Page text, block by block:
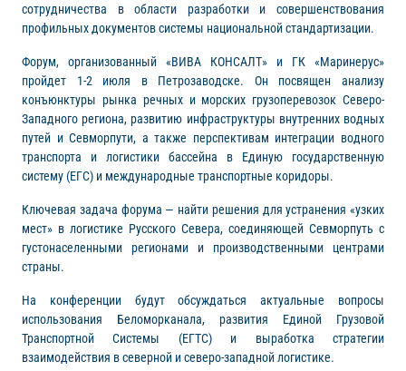
сотрудничества в области разработки и совершенствования
профильных документов системы национальной стандартизации.
Форум, организованный «ВИВА КОНСАЛТ» и ГК «Маринерус»
пройдет 1-2 июля в Петрозаводске. Он посвящен анализу
конъюнктуры рынка речных и морских грузоперевозок Северо-
Западного региона, развитию инфраструктуры внутренних водных
путей и Севморпути, а также перспективам интеграции водного
транспорта и логистики бассейна в Единую государственную
систему (ЕГС) и международные транспортные коридоры.
Ключевая задача форума — найти решения для устранения «узких
мест» в логистике Русского Севера, соединяющей Севморпуть с
густонаселенными регионами и производственными центрами
страны.
На конференции будут обсуждаться актуальные вопросы
использования Беломорканала, развития Единой Грузовой
Транспортной Системы (ЕГТС) и выработка стратегии
взаимодействия в северной и северо-западной логистике.